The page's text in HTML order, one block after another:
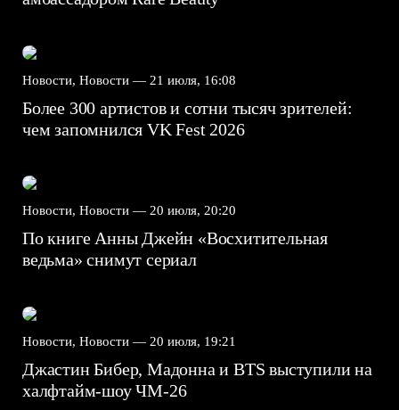
Новости, Новости — 21 июля, 16:08
Более 300 артистов и сотни тысяч зрителей:
чем запомнился VK Fest 2026
Новости, Новости — 20 июля, 20:20
По книге Анны Джейн «Восхитительная
ведьма» снимут сериал
Новости, Новости — 20 июля, 19:21
Джастин Бибер, Мадонна и BTS выступили на
халфтайм-шоу ЧМ-26